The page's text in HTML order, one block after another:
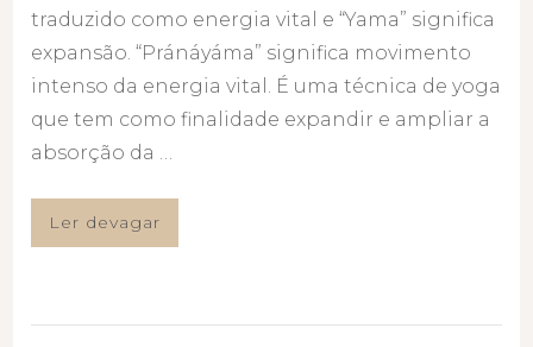
traduzido como energia vital e “Yama” significa
expansão. “Pránáyáma” significa movimento
intenso da energia vital. É uma técnica de yoga
que tem como finalidade expandir e ampliar a
absorção da …
Ler devagar